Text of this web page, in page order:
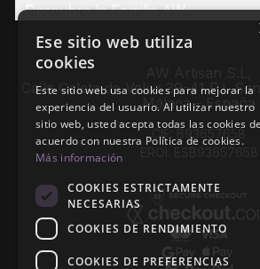
Descubre la Familia AW
Calle Caleta de Velez 39-41 P.I.
Málaga - España
CIF: B93657658
Ese sitio web utiliza
cookies
Este sitio web usa cookies para mejorar la
experiencia del usuario. Al utilizar nuestro
sitio web, usted acepta todas las cookies de
acuerdo con nuestra Política de cookies.
Más información
COOKIES ESTRICTAMENTE
NECESARIAS
COOKIES DE RENDIMIENTO
COOKIES DE PREFERENCIAS